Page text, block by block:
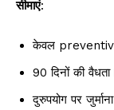
सीमाएं:
केवल
90 दिनों की
दुरुपयोग पर